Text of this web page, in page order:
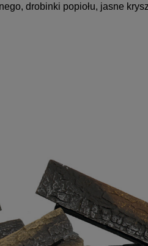
drobinki popiołu, jasne